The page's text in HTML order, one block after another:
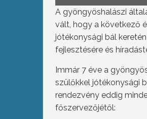
A gyöngyöshalászi
vált, hogy a következő
jótékonysági bál
fejlesztésére és
Immár 7 éve a
szülőkkel jótékonysági
rendezvény eddig
főszervezőjétől: